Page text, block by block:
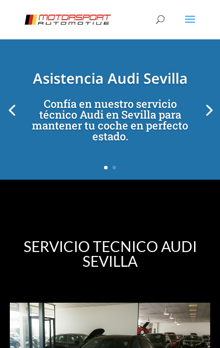
Asistencia Audi Sevilla
Confía en nuestro servicio
técnico Audi en Sevilla para
mantener tu coche en perfecto
estado.
SERVICIO TECNICO AUDI
SEVILLA